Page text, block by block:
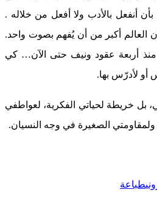
أنفعل بالأدب ولا أفعل من خلاله .
أكبر من أن يُفهم بصوت واحد.
منذ أربعة عقود ونيف حتى الآن… كي
أو لأدرّس بها.
بل خريطة لحياتي الفكرية، لعواطفي
ولمقاومتي الصغيرة في وجه النسيان.
طباعة